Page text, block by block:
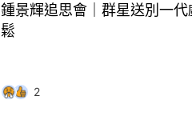
鍾景輝追思會｜群星送別一
鬆
2